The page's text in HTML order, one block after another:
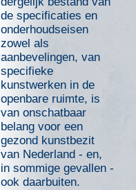
de specificaties en
onderhoudseisen
zowel als
aanbevelingen, van
specifieke
kunstwerken in de
openbare ruimte, is
van onschatbaar
belang voor een
gezond kunstbezit
van Nederland - en,
in sommige gevallen -
ook daarbuiten.